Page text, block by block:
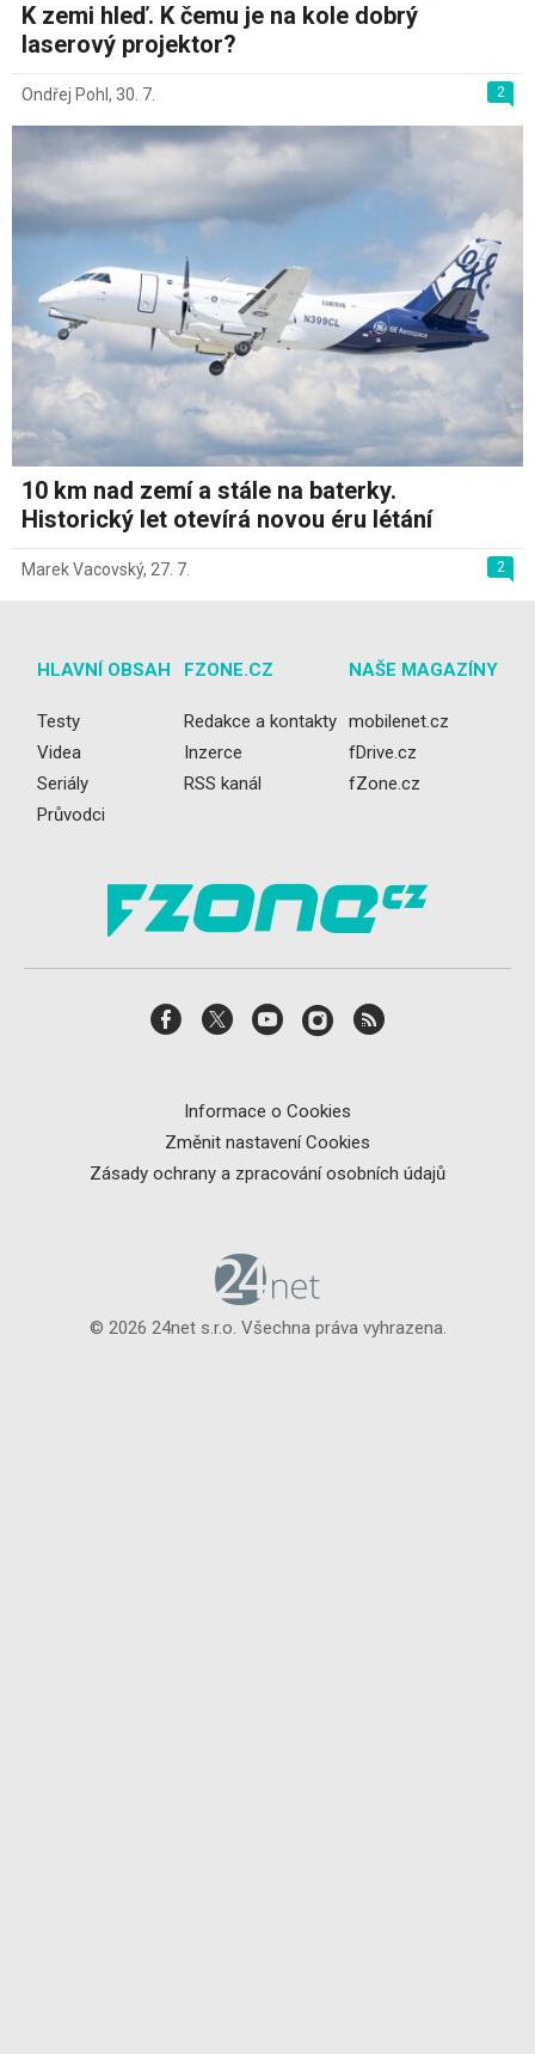
K zemi hleď. K čemu je na kole dobrý
laserový projektor?
2
Ondřej Pohl , 30. 7.
10 km nad zemí a stále na baterky.
Historický let otevírá novou éru létání
2
Marek Vacovský, 27. 7.
HLAVNÍ OBSAH
Testy
Videa
Seriály
Průvodci
FZONE.CZ
Redakce a kontakty
Inzerce
RSS kanál
NAŠE MAGAZÍNY
mobilenet.cz
fDrive.cz
fZone.cz
Informace o Cookies
Změnit nastavení Cookies
Zásady ochrany a zpracování osobních údajů
© 2026 24net s.r.o. Všechna práva vyhrazena.